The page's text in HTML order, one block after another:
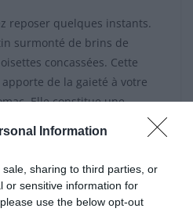
Information
sharing to third parties, or
or sensitive information for
use the below opt-out
reposer quelques instants.
surmonté de brins de
concassées. Cette
de la gaieté à votre
Elle constitue une
!